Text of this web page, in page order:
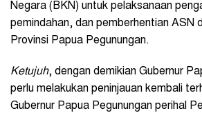
Negara (BKN) untuk pelaksanaan
pemindahan, dan pemberhentian ASN
Provinsi Papua Pegunungan.
Ketujuh, dengan demikian Gubernur
perlu melakukan peninjauan kembali
Gubernur Papua Pegunungan perihal